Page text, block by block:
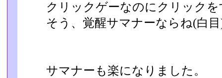
クリックゲーなのにクリック
そう、覚醒サマナーならね(白
サマナーも楽になりました。